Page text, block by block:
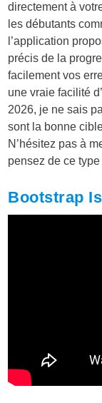
directement à
les débutants
l’application
précis de la
facilement vos
une vraie facilité
2026, je ne sais
sont la bonne
N’hésitez pas à
pensez de ce
Bootstrap